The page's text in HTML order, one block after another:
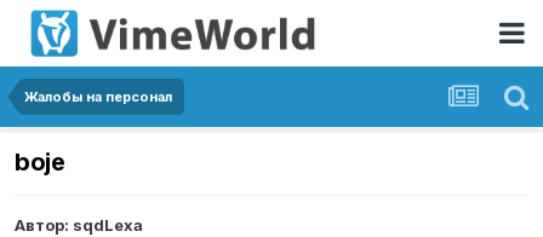
Жалобы на персонал
boje
Автор: sqdLexa